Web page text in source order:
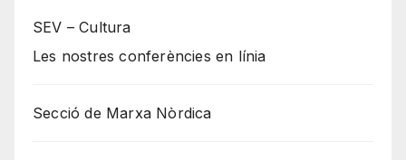
SEV – Cultura
Les nostres conferències en línia
Secció de Marxa Nòrdica